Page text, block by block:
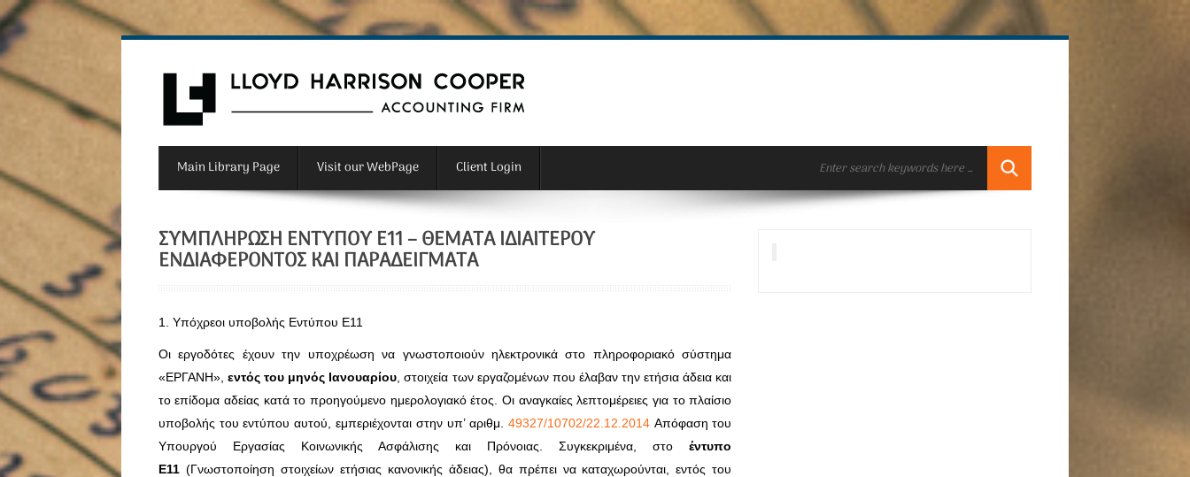
Main Library Page Visit our WebPage Client Login
ΣΥΜΠΛΉΡΩΣΗ ΕΝΤΎΠΟΥ Ε11 – ΘΈΜΑΤΑ ΙΔΙΑΊΤΕΡΟΥ
ΕΝΔΙΑΦΈΡΟΝΤΟΣ ΚΑΙ ΠΑΡΑΔΕΊΓΜΑΤΑ
1. Υπόχρεοι υποβολής Εντύπου Ε11
Οι εργοδότες έχουν την υποχρέωση να γνωστοποιούν ηλεκτρονικά στο πληροφοριακό σύστημα
«ΕΡΓΑΝΗ», εντός του μηνός Ιανουαρίου , στοιχεία των εργαζομένων που έλαβαν την ετήσια άδεια και
το επίδομα αδείας κατά το προηγούμενο ημερολογιακό έτος. Οι αναγκαίες λεπτομέρειες για το πλαίσιο
υποβολής του εντύπου αυτού, εμπεριέχονται στην υπ’ αριθμ. 49327/10702/22.12.2014 Απόφαση του
Υπουργού Εργασίας Κοινωνικής Ασφάλισης και Πρόνοιας. Συγκεκριμένα, στοέντυπο
Ε11(Γνωστοποίηση στοιχείων ετήσιας κανονικής άδειας), θα πρέπει να καταχωρούνται, εντός του